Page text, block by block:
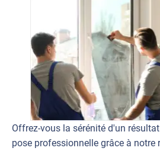
Offrez-vous la sérénité d'un
pose professionnelle grâce à notre